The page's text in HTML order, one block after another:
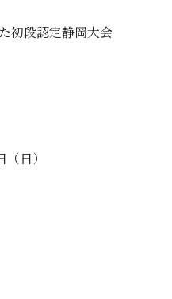
初段認定静岡大会
日）